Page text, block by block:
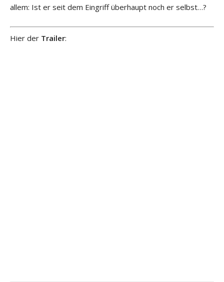
allem: Ist er seit dem Eingriff überhaupt noch er selbst…?
Hier der Trailer: